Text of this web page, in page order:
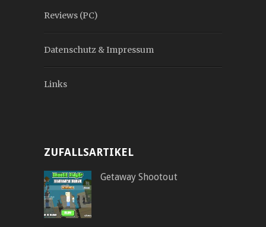
Reviews (PC)
Datenschutz & Impressum
Links
ZUFALLSARTIKEL
Getaway Shootout